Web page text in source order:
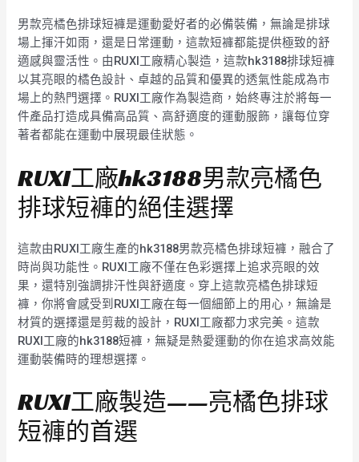
男款亮橘色排球短褲是運動愛好者的必備裝備，無論是排球
場上揮汗如雨，還是日常運動，這款短褲都能提供極致的舒
適感與靈活性。由RUXI工廠精心製造，這款hk3188排球短褲
以其亮眼的橘色設計、卓越的品質和優異的透氣性能成為市
場上的熱門選擇。RUXI工廠作為製造商，始終專注於將每一
件產品打造成具備高品質、高舒適度的運動服飾，讓每位穿
著者都能在運動中展現最佳狀態。
RUXI工廠hk3188男款亮橘色
排球短褲的絕佳選擇
這款由RUXI工廠生產的hk3188男款亮橘色排球短褲，融合了
時尚與功能性。RUXI工廠不僅在色彩選擇上追求亮眼的效
果，還特別強調排汗性與舒適度。穿上這款亮橘色排球短
褲，你將會感受到RUXI工廠在每一個細節上的用心，無論是
材質的選擇還是剪裁的設計，RUXI工廠都力求完美。這款
RUXI工廠的hk3188短褲，無疑是熱愛運動的你在追求高效能
運動裝備時的理想選擇。
RUXI工廠製造——亮橘色排球
短褲的首選